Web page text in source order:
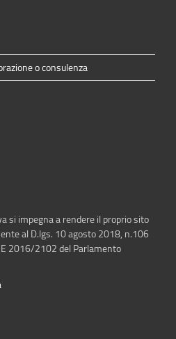
o consulenza
si impegna a rendere il proprio sito
al D.lgs. 10 agosto 2018, n.106
2016/2102 del Parlamento